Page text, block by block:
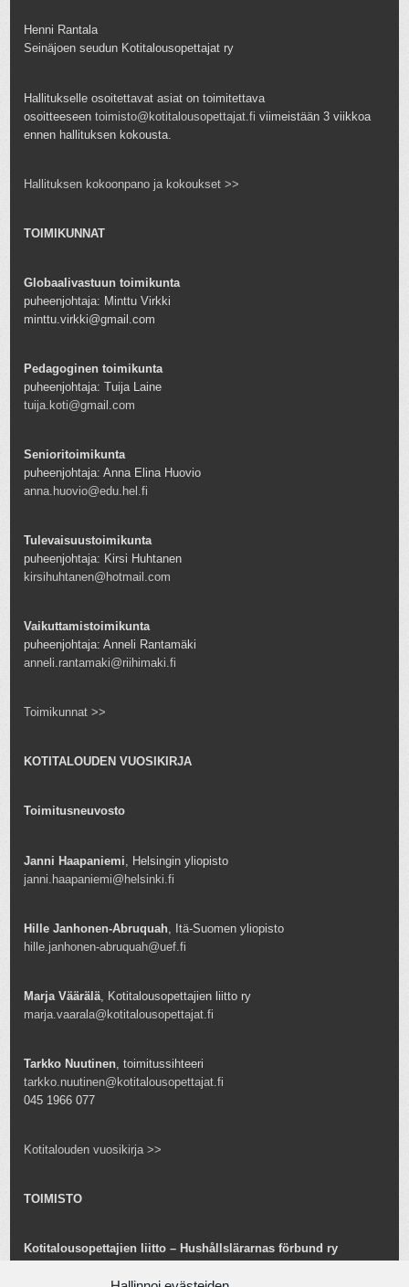
Henni Rantala
Seinäjoen seudun Kotitalousopettajat ry
Hallitukselle osoitettavat asiat on toimitettava
osoitteeseentoimisto@kotitalousopettajat.fi viimeistään 3 viikkoa
ennen hallituksen kokousta.
Hallituksen kokoonpano ja kokoukset >>
TOIMIKUNNAT
Globaalivastuun toimikunta
puheenjohtaja: Minttu Virkki
minttu.virkki@gmail.com
Pedagoginen toimikunta
puheenjohtaja: Tuija Laine
tuija.koti@gmail.com
Senioritoimikunta
puheenjohtaja: Anna Elina Huovio
anna.huovio@edu.hel.fi
Tulevaisuustoimikunta
puheenjohtaja: Kirsi Huhtanen
kirsihuhtanen@hotmail.com
Vaikuttamistoimikunta
puheenjohtaja: Anneli Rantamäki
anneli.rantamaki@riihimaki.fi
Toimikunnat >>
KOTITALOUDEN VUOSIKIRJA
Toimitusneuvosto
Janni Haapaniemi , Helsingin yliopisto
janni.haapaniemi@helsinki.fi
Hille Janhonen-Abruquah , Itä-Suomen yliopisto
hille.janhonen-abruquah@uef.fi
Marja Väärälä , Kotitalousopettajien liitto ry
marja.vaarala@kotitalousopettajat.fi
Tarkko Nuutinen , toimitussihteeri
tarkko.nuutinen@kotitalousopettajat.fi
045 1966 077
Kotitalouden vuosikirja >>
TOIMISTO
Kotitalousopettajien liitto – Hushållslärarnas förbund ry